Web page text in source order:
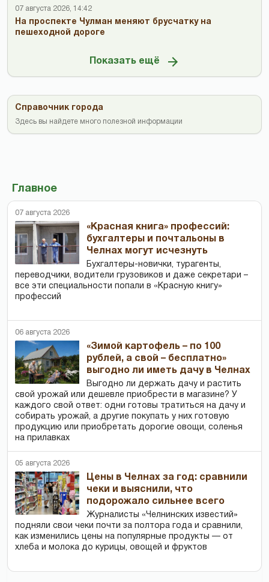
07 августа 2026, 14:42
На проспекте Чулман меняют брусчатку на
пешеходной дороге
Показать ещё
Справочник города
Здесь вы найдете много полезной информации
Главное
07 августа 2026
«Красная книга» профессий:
бухгалтеры и почтальоны в
Челнах могут исчезнуть
Бухгалтеры-новички, тур­агенты,
переводчики, водители грузовиков и даже секретари –
все эти специальности попали в «Красную книгу»
профессий
06 августа 2026
«Зимой картофель – по 100
рублей, а свой – бесплатно»
выгодно ли иметь дачу в Челнах
Выгодно ли держать дачу и растить
свой урожай или дешевле приобрести в магазине? У
каждого свой ответ: одни готовы тратиться на дачу и
собирать урожай, а другие покупать у них готовую
продукцию или приобретать дорогие овощи, соленья
на прилавках
05 августа 2026
Цены в Челнах за год: сравнили
чеки и выяснили, что
подорожало сильнее всего
Журналисты «Челнинских известий»
подняли свои чеки почти за полтора года и сравнили,
как изменились цены на популярные продукты — от
хлеба и молока до курицы, овощей и фруктов